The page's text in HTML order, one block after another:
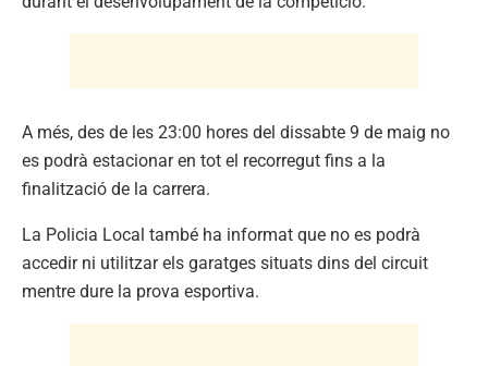
A més, des de les 23:00 hores del dissabte 9 de maig no
es podrà estacionar en tot el recorregut fins a la
finalització de la carrera.
La Policia Local també ha informat que no es podrà
accedir ni utilitzar els garatges situats dins del circuit
mentre dure la prova esportiva.